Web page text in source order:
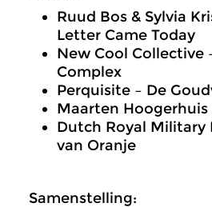
Ruud Bos & Sylvia
Letter Came Today
New Cool Collective
Complex
Perquisite – De
Maarten Hoogerhuis
Dutch Royal Military
van Oranje
Samenstelling: